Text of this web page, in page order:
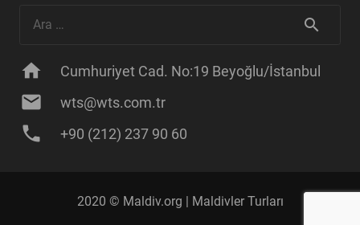
home Cumhuriyet Cad. No:19 Beyoğlu/İstanbul
mail wts@wts.com.tr
phone +90 (212) 237 90 60
2020 © Maldiv.org | Maldivler Turları